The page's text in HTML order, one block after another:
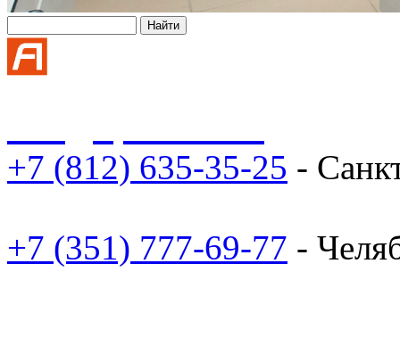
+7 (812) 635-35-25 -
+7 (351) 777-69-77 -